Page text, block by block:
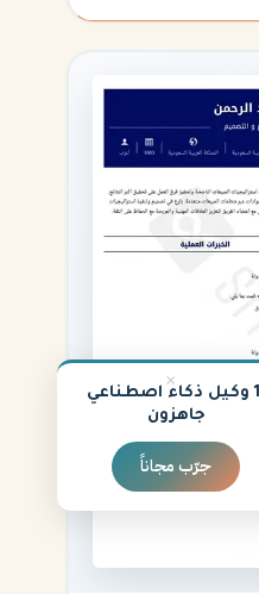
×
11 وكيل ذكاء اصطناعي
جاهزون
جرّب مجاناً